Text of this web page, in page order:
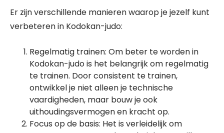
Er zijn verschillende manieren waarop je jezelf kunt
verbeteren in Kodokan-judo:
Regelmatig trainen: Om beter te worden in
Kodokan-judo is het belangrijk om regelmatig
te trainen. Door consistent te trainen,
ontwikkel je niet alleen je technische
vaardigheden, maar bouw je ook
uithoudingsvermogen en kracht op.
Focus op de basis: Het is verleidelijk om